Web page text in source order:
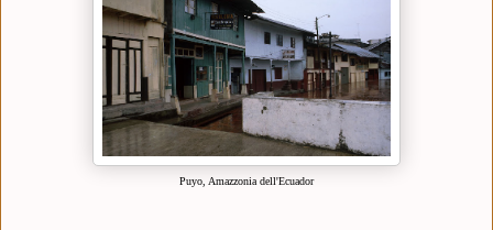
Puyo, Amazzonia dell'Ecuador